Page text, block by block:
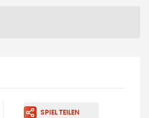
SPIEL TEILEN